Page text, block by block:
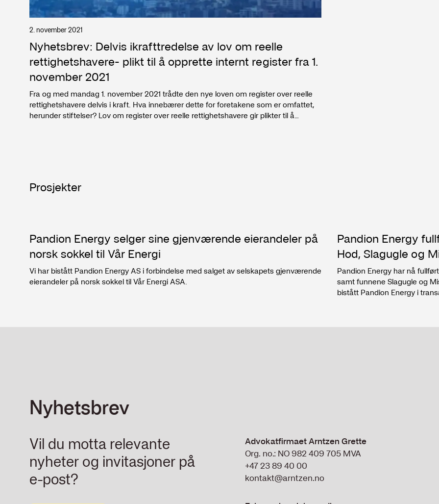
2013 - 2014
2. november 2021
Nyhetsbrev: Delvis ikrafttredelse av lov om reelle
rettighetshavere- plikt til å opprette internt register fra 1.
november 2021
Fra og med mandag 1. november 2021 trådte den nye loven om register over reelle
rettighetshavere delvis i kraft. Hva innebærer dette for foretakene som er omfattet,
herunder stiftelser? Lov om register over reelle rettighetshavere gir plikter til å
Prosjekter
Pandion Energy selger sine gjenværende eierandeler på
norsk sokkel til Vår Energi
Vi har bistått Pandion Energy AS i forbindelse med salget av selskapets gjenværende
eierandeler på norsk sokkel til Vår Energi ASA.
Pandion Energy
Hod, Slagugle og
Pandion Energy har nå
samt funnene Slagugle og
bistått Pandion Energy i
Nyhetsbrev
Vil du motta relevante
nyheter og invitasjoner på
e-post?
Advokatfirmaet Arntzen Grette
Org. no.: NO 982 409 705 MVA
+47 23 89 40 00
kontakt@arntzen.no